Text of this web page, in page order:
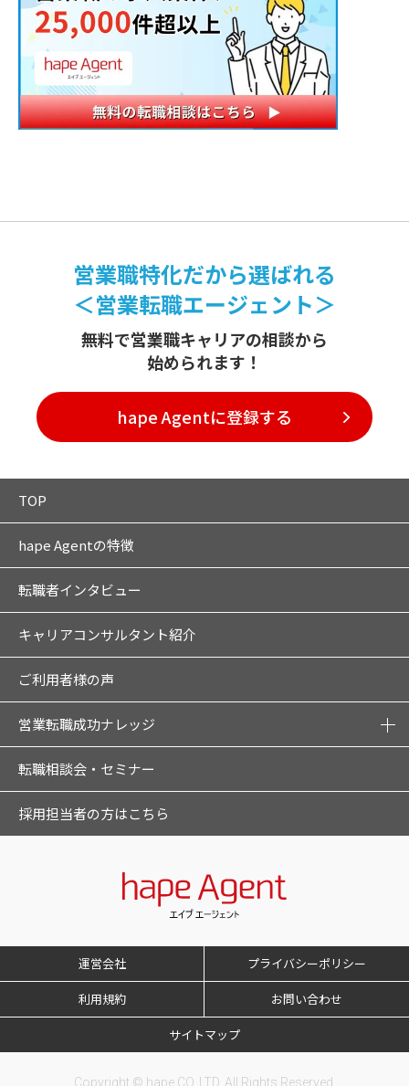
営業職特化だから選ばれる
＜営業転職エージェント＞
無料で営業職キャリアの相談から
始められます！
hape Agentに登録する
TOP
hape Agentの特徴
転職者インタビュー
キャリアコンサルタント紹介
ご利用者様の声
営業転職成功ナレッジ
転職相談会・セミナー
採用担当者の方はこちら
運営会社 プライバシーポリシー
利用規約 お問い合わせ
サイトマップ
Copyright © hape CO.,LTD. All Rights Reserved.